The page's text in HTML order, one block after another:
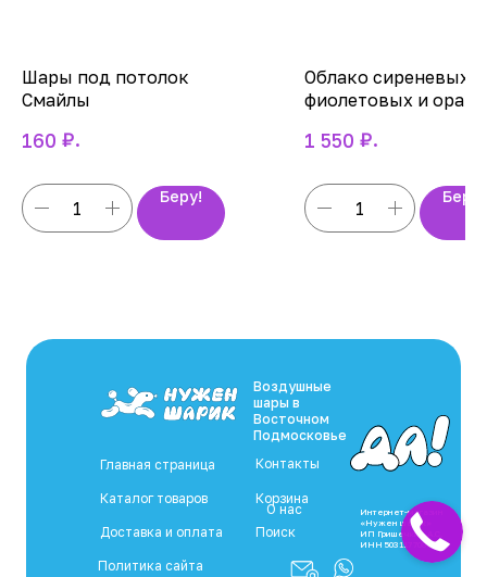
Шары под потолок
Смайлы
160 ₽.
Беру!
Облако сиреневых,
фиолетовых и
1 550 ₽.
Беру!
Воздушные
шары в
Восточном
Подмосковье
Главная страница
Каталог товаров
Доставка и оплата
Политика сайта
Контакты
Корзина
О нас
Поиск
Интернет-магазин
«Нужен шарик»
ИП Гришечкин А.С.
ИНН 503 117 708 612